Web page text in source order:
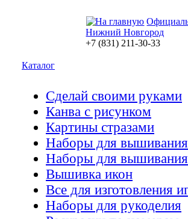
Нижний Новгород
+7 (831) 211-30-33
Каталог
Сделай своими руками
Канва с рисунком
Картины стразами
Наборы для
Наборы для
Вышивка икон
Все для изготовления
Наборы для рукоделия